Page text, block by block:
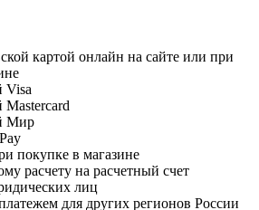
картой онлайн на сайте или при
покупке в магазине
расчету на расчетный счет
лиц
для других регионов России